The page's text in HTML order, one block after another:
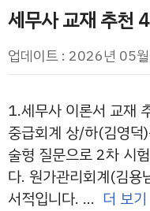
세무사 교재 추천
업데이트 : 2026년 05
1.세무사 이론서 교재
중급회계 상/하(김영덕
술형 질문으로 2차 시
다. 원가관리회계(김용
서적입니다. … 더 보기